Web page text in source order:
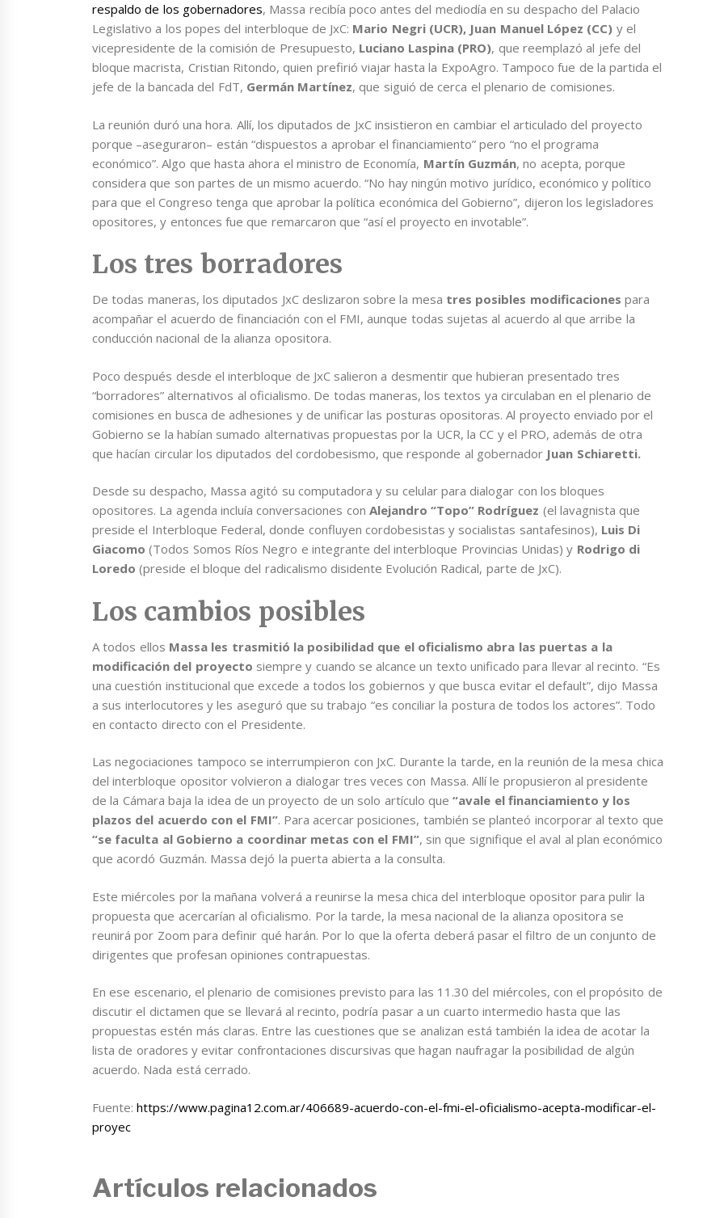
respaldo de los gobernadores, Massa recibía poco antes del mediodía en su despacho del Palacio
Legislativo a los popes del interbloque de JxC: Mario Negri (UCR), Juan Manuel López (CC) y el
vicepresidente de la comisión de Presupuesto, Luciano Laspina (PRO), que reemplazó al jefe del
bloque macrista, Cristian Ritondo, quien prefirió viajar hasta la ExpoAgro. Tampoco fue de la partida el
jefe de la bancada del FdT, Germán Martínez, que siguió de cerca el plenario de comisiones.
La reunión duró una hora. Allí, los diputados de JxC insistieron en cambiar el articulado del proyecto
porque –aseguraron– están “dispuestos a aprobar el financiamiento” pero “no el programa
económico”. Algo que hasta ahora el ministro de Economía, Martín Guzmán, no acepta, porque
considera que son partes de un mismo acuerdo. “No hay ningún motivo jurídico, económico y político
para que el Congreso tenga que aprobar la política económica del Gobierno”, dijeron los legisladores
opositores, y entonces fue que remarcaron que “así el proyecto en invotable”.
Los tres borradores
De todas maneras, los diputados JxC deslizaron sobre la mesa tres posibles modificaciones para
acompañar el acuerdo de financiación con el FMI, aunque todas sujetas al acuerdo al que arribe la
conducción nacional de la alianza opositora.
Poco después desde el interbloque de JxC salieron a desmentir que hubieran presentado tres
“borradores” alternativos al oficialismo. De todas maneras, los textos ya circulaban en el plenario de
comisiones en busca de adhesiones y de unificar las posturas opositoras. Al proyecto enviado por el
Gobierno se la habían sumado alternativas propuestas por la UCR, la CC y el PRO, además de otra
que hacían circular los diputados del cordobesismo, que responde al gobernador Juan Schiaretti.
Desde su despacho, Massa agitó su computadora y su celular para dialogar con los bloques
opositores. La agenda incluía conversaciones con Alejandro “Topo” Rodríguez (el lavagnista que
preside el Interbloque Federal, donde confluyen cordobesistas y socialistas santafesinos), Luis Di
Giacomo (Todos Somos Ríos Negro e integrante del interbloque Provincias Unidas) y Rodrigo di
Loredo (preside el bloque del radicalismo disidente Evolución Radical, parte de JxC).
Los cambios posibles
A todos ellos Massa les trasmitió la posibilidad que el oficialismo abra las puertas a la
modificación del proyecto siempre y cuando se alcance un texto unificado para llevar al recinto. “Es
una cuestión institucional que excede a todos los gobiernos y que busca evitar el default”, dijo Massa
a sus interlocutores y les aseguró que su trabajo “es conciliar la postura de todos los actores”. Todo
en contacto directo con el Presidente.
Las negociaciones tampoco se interrumpieron con JxC. Durante la tarde, en la reunión de la mesa chica
del interbloque opositor volvieron a dialogar tres veces con Massa. Allí le propusieron al presidente
de la Cámara baja la idea de un proyecto de un solo artículo que“avale el financiamiento y los
plazos del acuerdo con el FMI”. Para acercar posiciones, también se planteó incorporar al texto que
“se faculta al Gobierno a coordinar metas con el FMI”, sin que signifique el aval al plan económico
que acordó Guzmán. Massa dejó la puerta abierta a la consulta.
Este miércoles por la mañana volverá a reunirse la mesa chica del interbloque opositor para pulir la
propuesta que acercarían al oficialismo. Por la tarde, la mesa nacional de la alianza opositora se
reunirá por Zoom para definir qué harán. Por lo que la oferta deberá pasar el filtro de un conjunto de
dirigentes que profesan opiniones contrapuestas.
En ese escenario, el plenario de comisiones previsto para las 11.30 del miércoles, con el propósito de
discutir el dictamen que se llevará al recinto, podría pasar a un cuarto intermedio hasta que las
propuestas estén más claras. Entre las cuestiones que se analizan está también la idea de acotar la
lista de oradores y evitar confrontaciones discursivas que hagan naufragar la posibilidad de algún
acuerdo. Nada está cerrado.
Fuente:https://www.pagina12.com.ar/406689-acuerdo-con-el-fmi-el-oficialismo-acepta-modificar-el-
proyec
Artículos relacionados